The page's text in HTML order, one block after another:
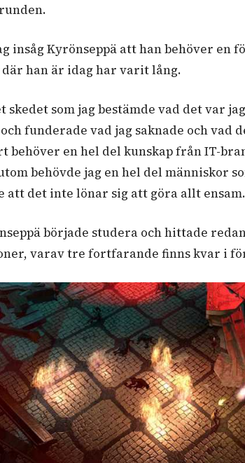
insåg Kyrönseppä att han behöver
han är idag har varit lång.
skedet som jag bestämde vad det var
funderade vad jag saknade och vad
behöver en hel del kunskap från IT-
behövde jag en hel del människor
att det inte lönar sig att göra allt ensam.
började studera och hittade
varav tre fortfarande finns kvar i